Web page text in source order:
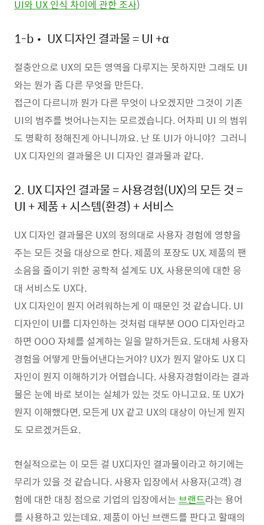
UI와 UX 인식 차이에 관한 조사)
1-b• UX 디자인 결과물 = UI +α
절충안으로 UX의 모든 영역을 다루지는 못하지만 그래도 UI
와는 뭔가 좀 다른 무엇을 만든다.
접근이 다르니까 뭔가 다른 무엇이 나오겠지만 그것이 기존
UI의 범주를 벗어나는지는 모르겠습니다. 어차피 UI 의 범위
도 명확히 정해진게 아니니까요. 난 또 UI가 아니야? 그러니
UX 디자인의 결과물은 UI 디자인 결과물과 같다.
2. UX 디자인 결과물 = 사용경험(UX)의 모든 것 =
UI + 제품 + 시스템(환경) + 서비스
UX 디자인 결과물은 UX의 정의대로 사용자 경험에 영향을
주는 모든 것을 대상으로 한다. 제품의 포장도 UX, 제품의 팬
소음을 줄이기 위한 공학적 설계도 UX, 사용문의에 대한 응
대 서비스도 UX다.
UX 디자인이 뭔지 어려워하는게 이 때문인 것 같습니다. UI
디자인이 UI를 디자인하는 것처럼 대부분 OOO 디자인라고
하면 OOO 자체를 설계하는 일을 말하거든요. 도대체 사용자
경험을 어떻게 만들어낸다는거야? UX가 뭔지 알아도 UX 디
자인이 뭔지 이해하기가 어렵습니다. 사용자경험이라는 결과
물은 눈에 바로 보이는 실체가 있는 것도 아니고요. 또 UX가
뭔지 이해했다면, 모든게 UX 같고 UX의 대상이 아닌게 뭔지
도 모르겠거든요.
현실적으로는 이 모든 걸 UX디자인 결과물이라고 하기에는
무리가 있을 것 같습니다. 사용자 입장에서 사용자(고객) 경
험에 대한 대칭 점으로 기업의 입장에서는 브랜드라는 용어
를 사용하고 있는데요. 제품이 아닌 브랜드를 판다고 할때의